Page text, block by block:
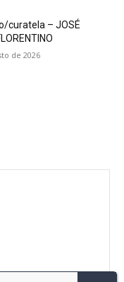
curatela – JOSÉ
de 2026